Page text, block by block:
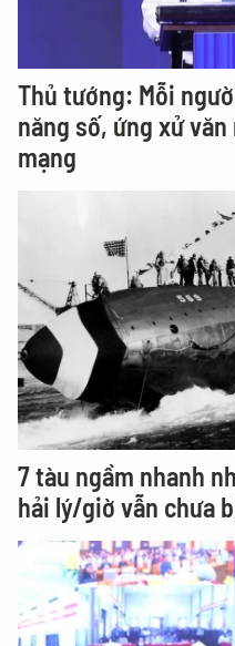
Thủ tướng: Mỗi
năng số, ứng xử
mạng
7 tàu ngầm nhanh
hải lý/giờ vẫn chưa